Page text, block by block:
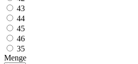
43
44
45
46
35
Menge